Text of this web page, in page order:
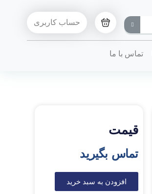
حساب کاربری
تماس با ما
قیمت
تماس بگیرید
افزودن به سبد خرید